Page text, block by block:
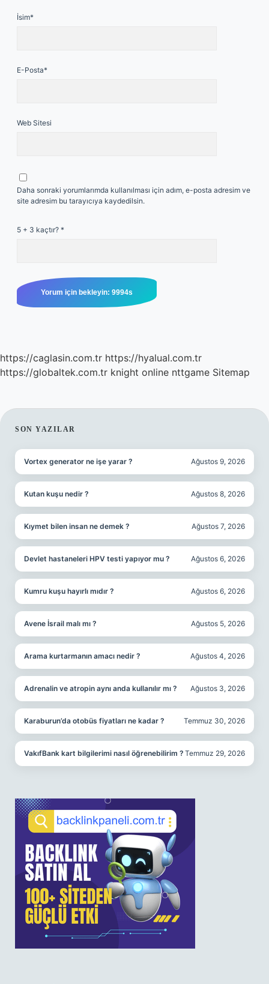
İsim*
E-Posta*
Web Sitesi
Daha sonraki yorumlarımda kullanılması için adım, e-posta adresim ve
site adresim bu tarayıcıya kaydedilsin.
5 + 3 kaçtır? *
https://caglasin.com.tr https://hyalual.com.tr
https://globaltek.com.tr knight online nttgame Sitemap
SIDEBAR
SON YAZILAR
Vortex generator ne işe yarar ? Ağustos 9, 2026
Kutan kuşu nedir ? Ağustos 8, 2026
Kıymet bilen insan ne demek ? Ağustos 7, 2026
Devlet hastaneleri HPV testi yapıyor mu ? Ağustos 6, 2026
Kumru kuşu hayırlı mıdır ? Ağustos 6, 2026
Avene İsrail malı mı ? Ağustos 5, 2026
Arama kurtarmanın amacı nedir ? Ağustos 4, 2026
Adrenalin ve atropin aynı anda kullanılır mı ? Ağustos 3, 2026
Karaburun’da otobüs fiyatları ne kadar ? Temmuz 30, 2026
VakıfBank kart bilgilerimi nasıl öğrenebilirim ? Temmuz 29, 2026